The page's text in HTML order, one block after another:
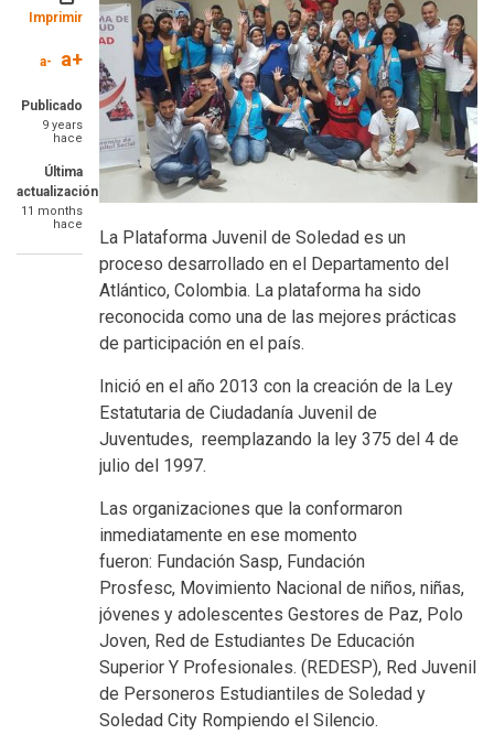
Imprimir
a- a+
Publicado
9 years
hace
Última
actualización
11 months
hace
La Plataforma Juvenil de Soledad es un
proceso desarrollado en el Departamento del
Atlántico, Colombia. La plataforma ha sido
reconocida como una de las mejores prácticas
de participación en el país.
Inició en el año 2013 con la creación de la Ley
Estatutaria de Ciudadanía Juvenil de
Juventudes, reemplazando la ley 375 del 4 de
julio del 1997.
Las organizaciones que la conformaron
inmediatamente en ese momento
fueron: Fundación Sasp, Fundación
Prosfesc, Movimiento Nacional de niños, niñas,
jóvenes y adolescentes Gestores de Paz, Polo
Joven, Red de Estudiantes De Educación
Superior Y Profesionales. (REDESP), Red Juvenil
de Personeros Estudiantiles de Soledad y
Soledad City Rompiendo el Silencio.